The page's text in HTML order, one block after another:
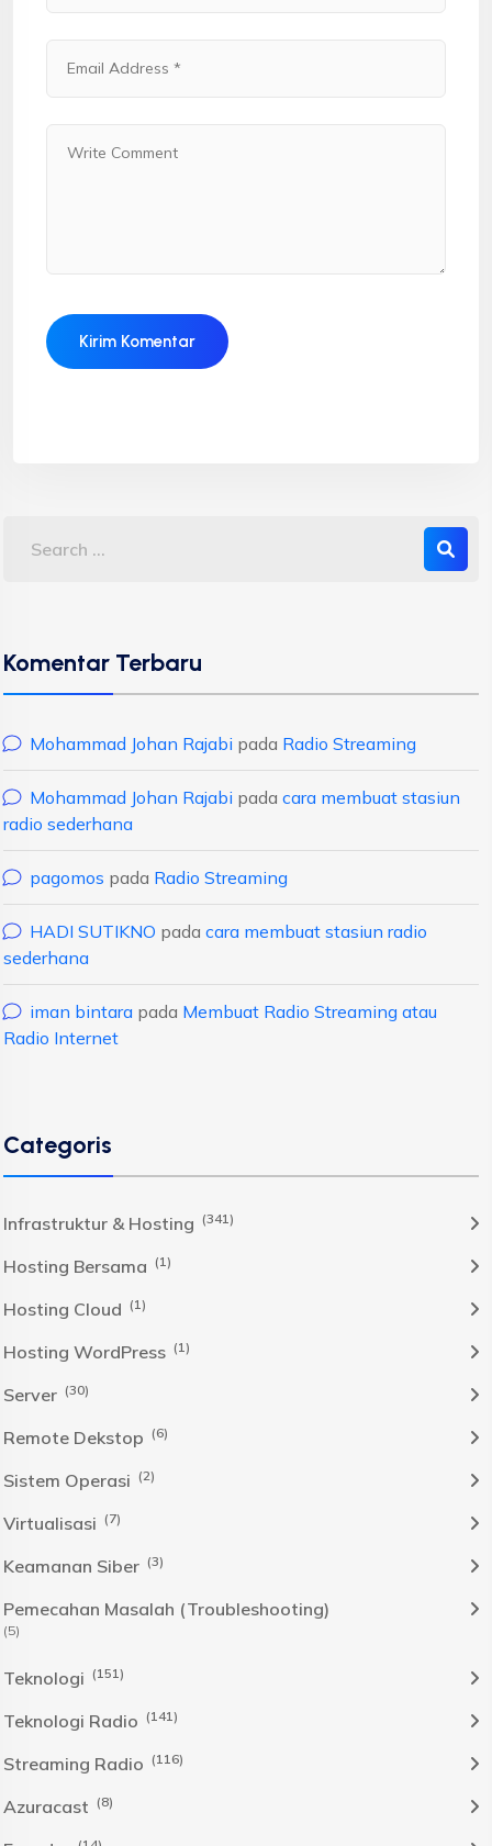
Komentar Terbaru
Mohammad Johan Rajabi pada Radio Streaming
Mohammad Johan Rajabi pada cara membuat stasiun
radio sederhana
pagomos pada Radio Streaming
HADI SUTIKNO pada cara membuat stasiun radio
sederhana
iman bintara pada Membuat Radio Streaming atau
Radio Internet
Categoris
Infrastruktur & Hosting (341)
Hosting Bersama (1)
Hosting Cloud (1)
Hosting WordPress (1)
Server (30)
Remote Dekstop (6)
Sistem Operasi (2)
Virtualisasi (7)
Keamanan Siber (3)
Pemecahan Masalah (Troubleshooting)
(5)
Teknologi (151)
Teknologi Radio (141)
Streaming Radio (116)
Azuracast (8)